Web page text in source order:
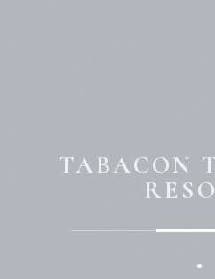
TABACON